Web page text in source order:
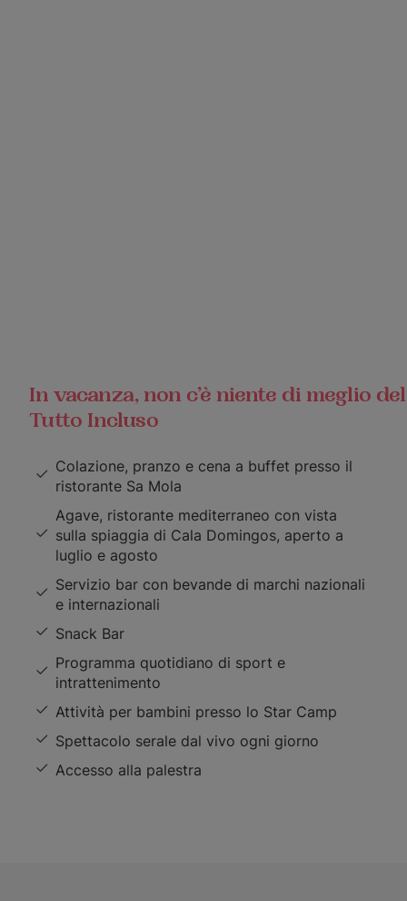
In vacanza, non c’è niente di meglio del
Tutto Incluso
Colazione, pranzo e cena a buffet presso il
ristorante Sa Mola
Agave, ristorante mediterraneo con vista
sulla spiaggia di Cala Domingos, aperto a
luglio e agosto
Servizio bar con bevande di marchi nazionali
e internazionali
Snack Bar
Programma quotidiano di sport e
intrattenimento
Attività per bambini presso lo Star Camp
Spettacolo serale dal vivo ogni giorno
Accesso alla palestra